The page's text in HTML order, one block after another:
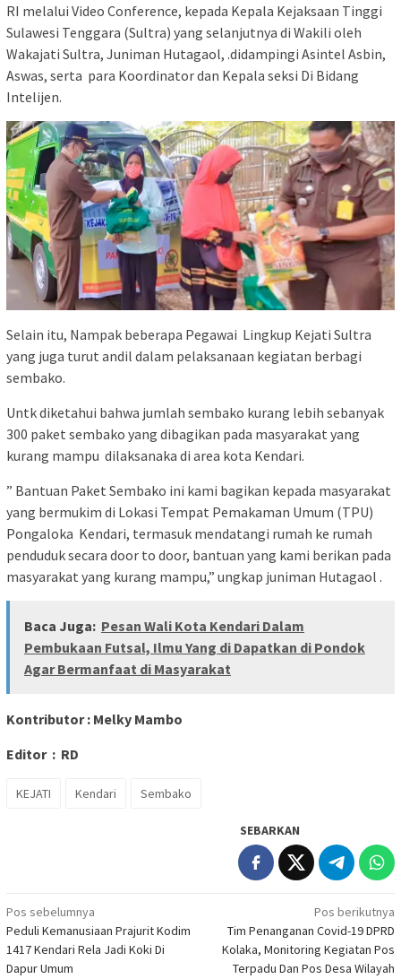
RI melalui Video Conference, kepada Kepala Kejaksaan Tinggi
Sulawesi Tenggara (Sultra) yang selanjutnya di Wakili oleh
Wakajati Sultra, Juniman Hutagaol, .didampingi Asintel Asbin,
Aswas, serta para Koordinator dan Kepala seksi Di Bidang
Intelijen.
Selain itu, Nampak beberapa Pegawai Lingkup Kejati Sultra
yang juga turut andil dalam pelaksanaan kegiatan berbagi
sembako.
Untk diketahui bahwa jumlah sembako kurang lebih sebanyak
300 paket sembako yang dibagikan pada masyarakat yang
kurang mampu dilaksanaka di area kota Kendari.
” Bantuan Paket Sembako ini kami bagikan kepada masyarakat
yang bermukim di Lokasi Tempat Pemakaman Umum (TPU)
Pongaloka Kendari, termasuk mendatangi rumah ke rumah
penduduk secara door to door, bantuan yang kami berikan pada
masyarakat yang kurang mampu,” ungkap juniman Hutagaol .
Baca Juga: Pesan Wali Kota Kendari Dalam
Pembukaan Futsal, Ilmu Yang di Dapatkan di Pondok
Agar Bermanfaat di Masyarakat
Kontributor : Melky Mambo
Editor : RD
KEJATI Kendari Sembako
SEBARKAN
Navigasi
pos
Pos sebelumnya
Peduli Kemanusiaan Prajurit Kodim
1417 Kendari Rela Jadi Koki Di
Dapur Umum
Pos berikutnya
Tim Penanganan Covid-19 DPRD
Kolaka, Monitoring Kegiatan Pos
Terpadu Dan Pos Desa Wilayah